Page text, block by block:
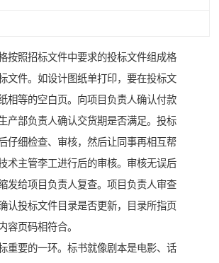
按照招标文件中要求的投标文件组成格
文件。如设计图纸单打印，要在投标文
相等的空白页。向项目负责人确认付款
产部负责人确认交货期是否满足。投标
仔细检查、审核，然后让同事再相互帮
术主管李工进行后的审核。审核无误后
发给项目负责人复查。项目负责人审查
认投标文件目录是否更新，目录所指页
容页码相符合。
重要的一环。标书就像剧本是电影、话